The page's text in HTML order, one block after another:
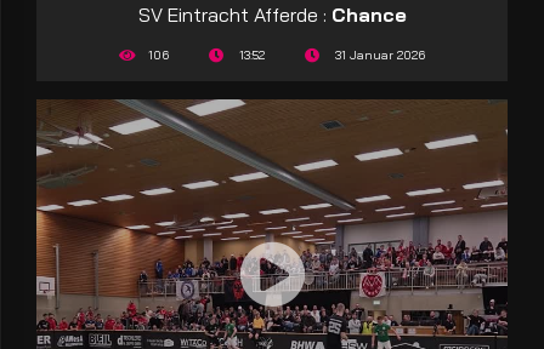
SV Eintracht Afferde : Chance
106 13:52 31 Januar 2026